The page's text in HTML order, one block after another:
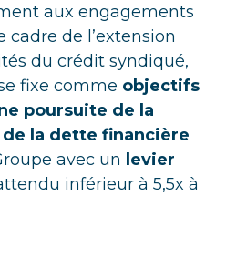
aux engagements
cadre de l’extension
du crédit syndiqué,
fixe comme objectifs
poursuite de la
la dette financière
avec un levier
inférieur à 5,5x à